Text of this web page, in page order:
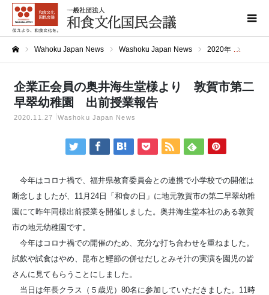
Wahoku Japan News Washoku Japan News 2020年
企業正会員の奥井海生堂様より 敦賀市第二
早翠幼稚園 出前授業報告
2020.11.27 Washoku Japan News
今年はコロナ禍で、福井県教育委員会との連携で小学校での開催は
断念しましたが、11月24日「和食の日」に地元敦賀市の第二早翠幼稚
園にて昨年同様出前授業を開催しました。奥井海生堂本社のある敦賀
市の地元幼稚園です。
今年はコロナ禍での開催のため、充分な打ち合わせを重ねました。
試飲や試食はやめ、昆布と鰹節の併せだしとみそ汁の実演を園児の皆
さんに見てもらうことにしました。
当日は年長クラス（５歳児）80名に参加していただきました。11時